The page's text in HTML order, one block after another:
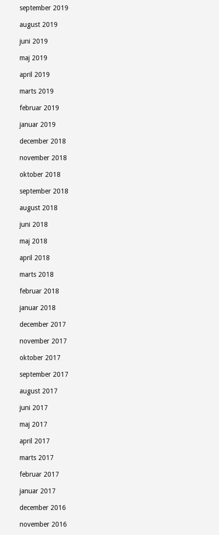
september 2019
august 2019
juni 2019
maj 2019
april 2019
marts 2019
februar 2019
januar 2019
december 2018
november 2018
oktober 2018
september 2018
august 2018
juni 2018
maj 2018
april 2018
marts 2018
februar 2018
januar 2018
december 2017
november 2017
oktober 2017
september 2017
august 2017
juni 2017
maj 2017
april 2017
marts 2017
februar 2017
januar 2017
december 2016
november 2016